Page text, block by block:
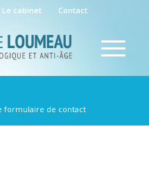
Le cabinet Contact
formulaire de contact